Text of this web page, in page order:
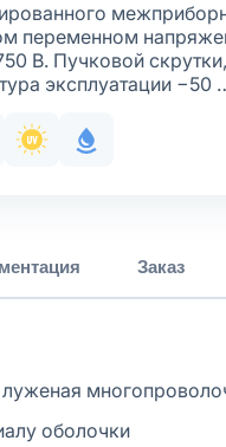
переменном
В. Пучковой
эксплуатации −50
исполнение
Стойкость к
С
Заказ
оболочки